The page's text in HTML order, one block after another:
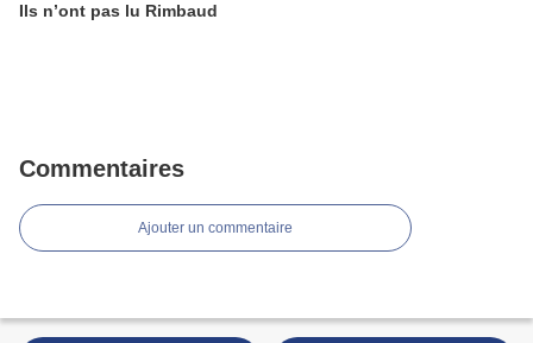
Ils n’ont pas lu Rimbaud
Commentaires
Ajouter un commentaire